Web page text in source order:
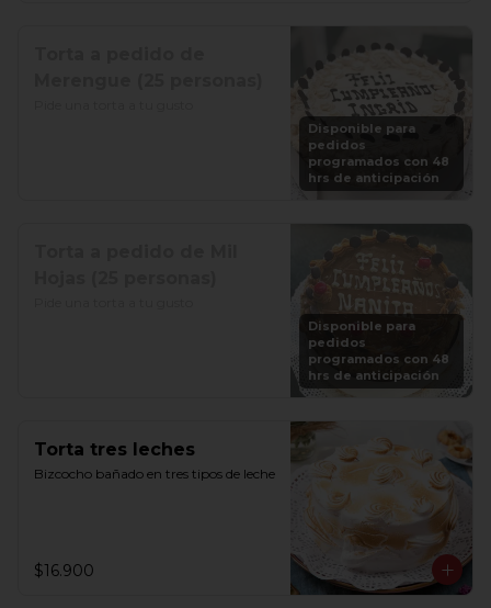
Disponible para
pedidos
programados con 48
hrs de anticipación
Disponible para
pedidos
programados con 48
hrs de anticipación
Torta tres leches
Bizcocho bañado en tres tipos de leche
$16.900